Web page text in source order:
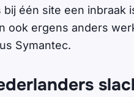
één site een inbraak
ook ergens anders
Symantec.